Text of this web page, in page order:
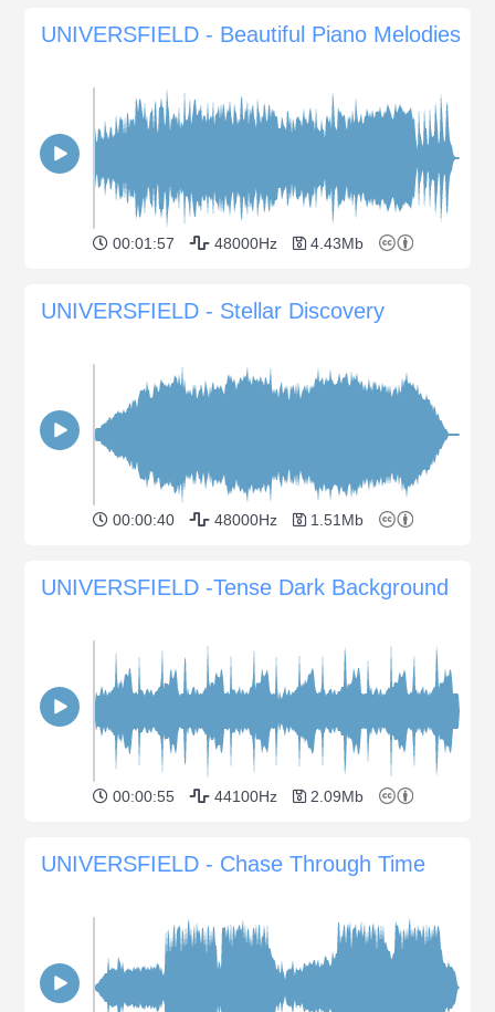
UNIVERSFIELD - Beautiful Piano Melodies
00:01:57 48000Hz 4.43Mb
UNIVERSFIELD - Stellar Discovery
00:00:40 48000Hz 1.51Mb
UNIVERSFIELD -Tense Dark Background
00:00:55 44100Hz 2.09Mb
UNIVERSFIELD - Chase Through Time